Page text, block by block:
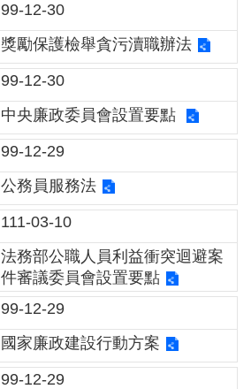
99-12-30
獎勵保護檢舉貪污瀆職辦法
99-12-30
中央廉政委員會設置要點
99-12-29
公務員服務法
111-03-10
法務部公職人員利益衝突迴避案
件審議委員會設置要點
99-12-29
國家廉政建設行動方案
99-12-29